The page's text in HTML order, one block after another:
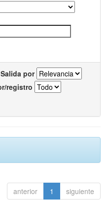
Salida por
registro
anterior 1 siguiente